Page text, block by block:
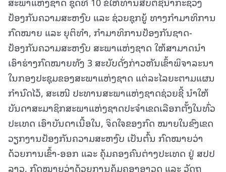
ປ້ອງກັນຄວາມສະຫງົບ ແລະ ຊ່ວຍຊຸກຍູ້ ທາງກຳມາທິການ
ກົດໝາຍ ແລະ ຍຸຕິທຳ, ກຳມາທິການປ້ອງກັນຊາດ-
ປ້ອງກັນຄວາມສະຫງົບ ສະພາແຫ່ງຊາດ ໃຫ້ສາມາດນໍາ
ເອົາຮ່າງກົດໝາຍທັງ 3 ສະບັບດັ່ງກ່າວຫັນເຂົ້າພິຈາລະນາ
ໃນກອງປະຊຸມຂອງສະພາແຫ່ງຊາດ ແຕ່ລະໄລຍະຕາມແຜນ
ກຳນົດໄວ້, ສະເໜີ ປະທານສະພາແຫ່ງຊາດຊ່ວຍຊີ້ ນໍາໃຫ້
ບັນດາສະມາຊິກສະພາແຫ່ງຊາດປະຈຳເຂດເລືອກຕັ້ງໃນທົ່ວ
ປະເທດ ເອົາບັນດາເນື້ອໃນ, ຈິດໃຈຂອງກົດ ໝາຍໃນຂົງເຂດ
ວຽກງານປ້ອງກັນຄວາມສະຫງົບ ເປັນຕົ້ນ ກົດໝາຍວ່າ
ດ້ວຍການເຂົ້າ-ອອກ ແລະ ຄຸ້ມຄອງຄົນຕ່າງປະເທດ ຢູ່ ສປປ
ລາວ, ກົດໝາຍວ່າດ້ວຍການຄຸ້ມຄອງອາວຸດ ແລະ ວັດຖຸ